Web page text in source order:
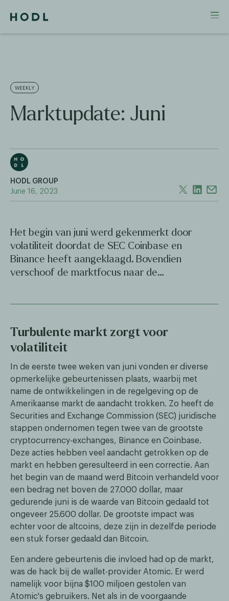
WEEKLY
Marktupdate: Juni
HODL GROUP
June 16, 2023
Het begin van juni werd gekenmerkt door
volatiliteit doordat de SEC Coinbase en
Binance heeft aangeklaagd. Bovendien
verschoof de marktfocus naar de…
Turbulente markt zorgt voor
volatiliteit
In de eerste twee weken van juni vonden er diverse
opmerkelijke gebeurtenissen plaats, waarbij met
name de ontwikkelingen in de regelgeving op de
Amerikaanse markt de aandacht trokken. Zo heeft de
Securities and Exchange Commission (SEC) juridische
stappen ondernomen tegen twee van de grootste
cryptocurrency-exchanges, Binance en Coinbase.
Deze acties hebben veel aandacht getrokken op de
markt en hebben geresulteerd in een correctie. Aan
het begin van de maand werd Bitcoin verhandeld voor
een bedrag net boven de 27.000 dollar, maar
gedurende juni is de waarde van Bitcoin gedaald tot
ongeveer 25.600 dollar. De grootste impact was
echter voor de altcoins, deze zijn in dezelfde periode
een stuk forser gedaald dan Bitcoin.
Een andere gebeurtenis die invloed had op de markt,
was de hack bij de wallet-provider Atomic. Er werd
namelijk voor bijna $100 miljoen gestolen van
Atomic's gebruikers. Net als in de voorgaande